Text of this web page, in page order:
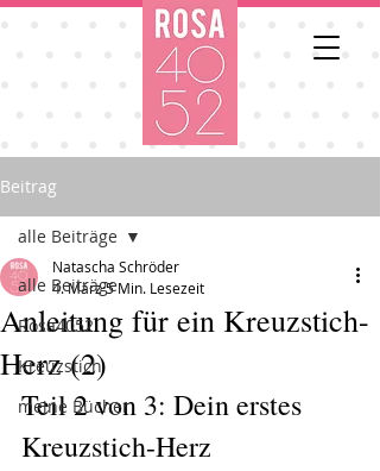
Beitrag
alle Beiträge
Rosa4052
Kreuzstich
meine Bücher
alle Beiträge
Anleitung für ein Kreuzstich-
Herz (2)
Natascha Schröder
4. März5 Min. Lesezeit
Teil 2 von 3: Dein erstes
Kreuzstich-Herz